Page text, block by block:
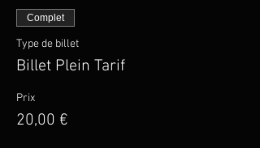
Complet
Type de billet
Billet Plein Tarif
Prix
20,00 €